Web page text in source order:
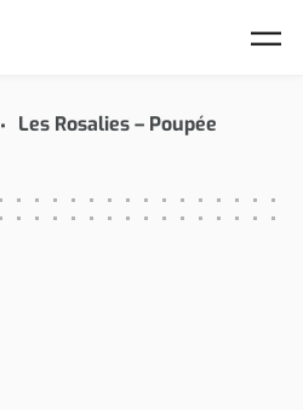
Les Rosalies – Poupée